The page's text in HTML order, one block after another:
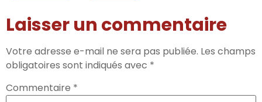
Laisser un commentaire
Votre adresse e-mail ne sera pas publiée. Les champs
obligatoires sont indiqués avec *
Commentaire *